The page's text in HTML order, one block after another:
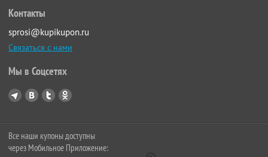
Контакты
sprosi@kupikupon.ru
Связаться с нами
Мы в Соцсетях
Все наши купоны доступны
через Мобильное Приложение: